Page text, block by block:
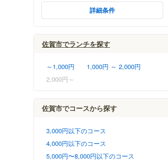
詳細条件
佐賀市でランチを探す
～1,000円
1,000円 ～ 2,000円
2,000円～
佐賀市でコースから探す
3,000円以下のコース
4,000円以下のコース
5,000円〜8,000円以下のコース